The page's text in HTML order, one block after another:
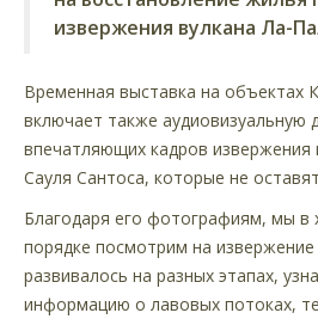
извержения вулкана Ла-
Временная выставка на объектах
включает также аудиовизуальную
впечатляющих кадров
Сауля Сантоса, которые не
Благодаря его фотографиям, мы в
порядке посмотрим на
развивалось на разных этапах,
информацию о лавовых потоках,